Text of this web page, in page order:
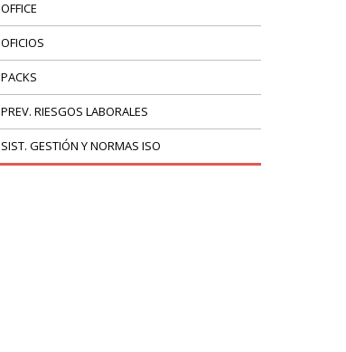
OFFICE
OFICIOS
PACKS
PREV. RIESGOS LABORALES
SIST. GESTIÓN Y NORMAS ISO